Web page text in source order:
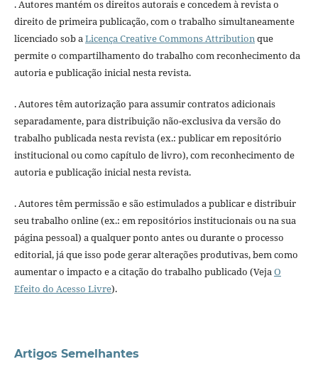
. Autores mantém os direitos autorais e concedem à revista o
direito de primeira publicação, com o trabalho simultaneamente
licenciado sob aLicença Creative Commons Attributionque
permite o compartilhamento do trabalho com reconhecimento da
autoria e publicação inicial nesta revista.
. Autores têm autorização para assumir contratos adicionais
separadamente, para distribuição não-exclusiva da versão do
trabalho publicada nesta revista (ex.: publicar em repositório
institucional ou como capítulo de livro), com reconhecimento de
autoria e publicação inicial nesta revista.
. Autores têm permissão e são estimulados a publicar e distribuir
seu trabalho online (ex.: em repositórios institucionais ou na sua
página pessoal) a qualquer ponto antes ou durante o processo
editorial, já que isso pode gerar alterações produtivas, bem como
aumentar o impacto e a citação do trabalho publicado (VejaO
Efeito do Acesso Livre).
Artigos Semelhantes